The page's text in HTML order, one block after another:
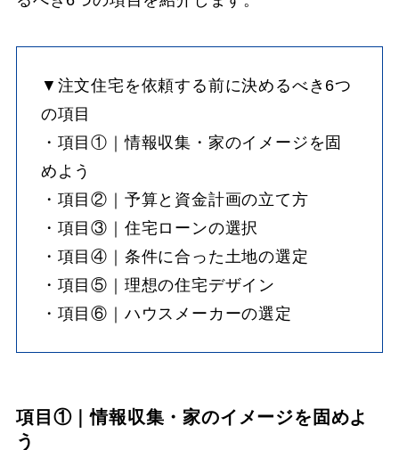
▼注文住宅を依頼する前に決めるべき6つ
の項目
・項目①｜情報収集・家のイメージを固
めよう
・項目②｜予算と資金計画の立て方
・項目③｜住宅ローンの選択
・項目④｜条件に合った土地の選定
・項目⑤｜理想の住宅デザイン
・項目⑥｜ハウスメーカーの選定
項目①｜情報収集・家のイメージを固めよ
う